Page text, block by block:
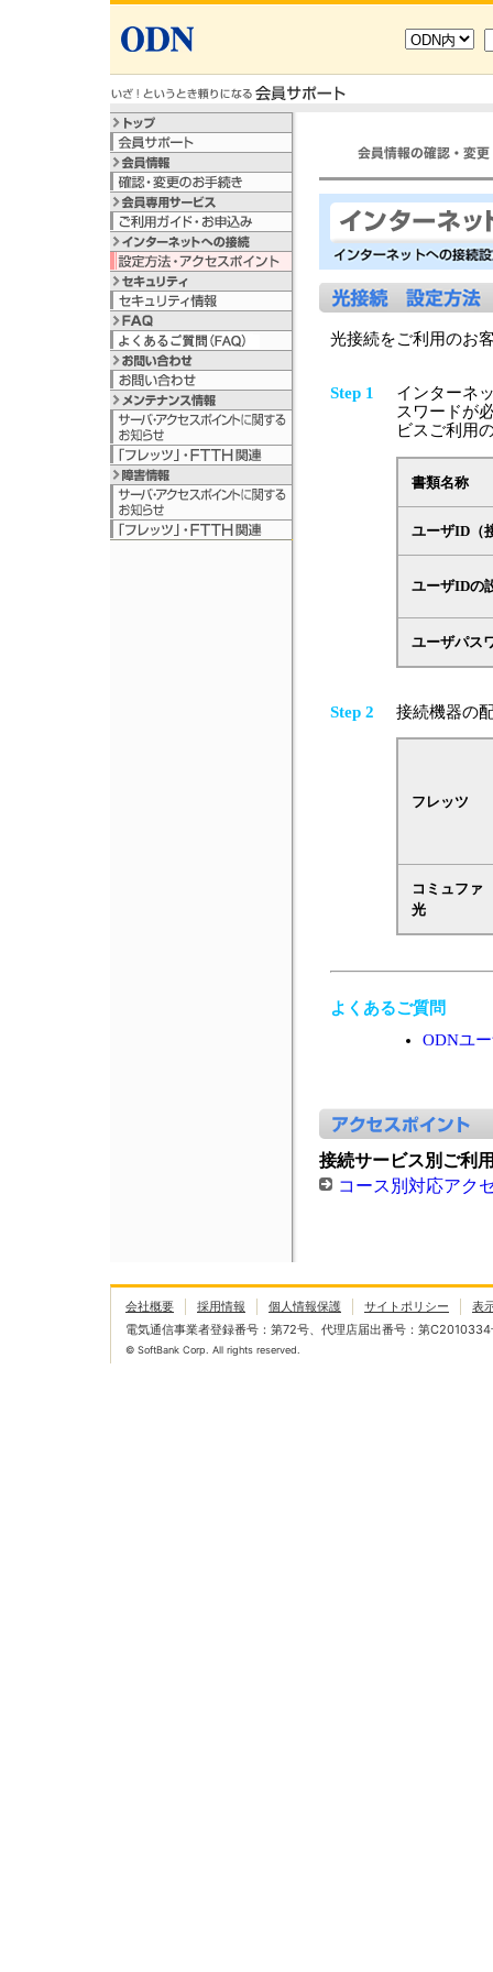
光接続をご利用のお
Step 1
インターネ
スワードが
ビスご利用
書類名称
ユーザID（
ユーザIDの
ユーザパス
Step 2 接続機器の
フレッツ
コミュファ
光
よくあるご質問
ODNユ
接続サービス別ご利
コース別対応アク
会社概要 採用情報 個人情報保護 サイトポリシー
表
電気通信事業者登録番号：第72号、代理店届出番号：第C2010334
© SoftBank Corp. All rights reserved.